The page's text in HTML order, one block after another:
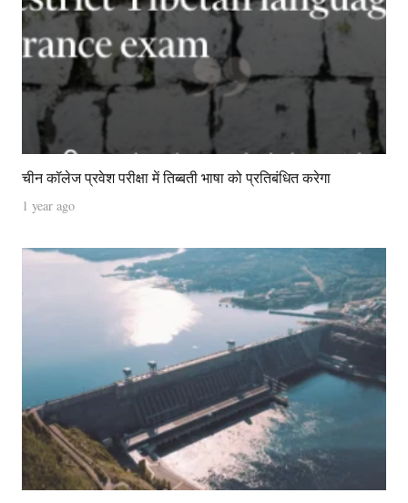
चीन कॉलेज प्रवेश परीक्षा में तिब्बती भाषा को प्रतिबंधित करेगा
1 year ago